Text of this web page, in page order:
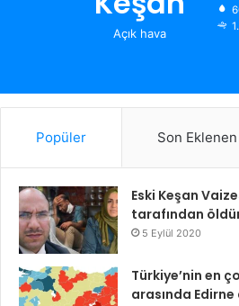
Açık hava
Popüler Son Eklenen
Eski Keşan
tarafından
5 Eylül 2020
Türkiye’nin en
arasında